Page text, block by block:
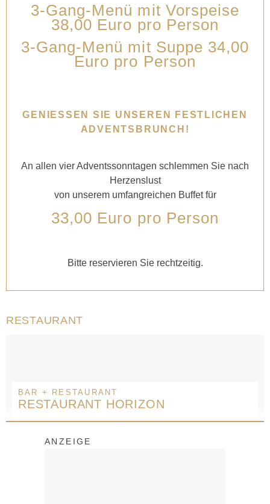
3-Gang-Menü mit Vorspeise
38,00 Euro pro Person
3-Gang-Menü mit Suppe 34,00
Euro pro Person
GENIESSEN SIE UNSEREN FESTLICHEN A
DVENTSBRUNCH!
An allen vier Adventssonntagen schlemmen Sie nach
Herzenslust
von unserem umfangreichen Buffet für
33,00 Euro pro Person
Bitte reservieren Sie rechtzeitig.
RESTAURANT
BAR + RESTAURANT
RESTAURANT HORIZON
ANZEIGE